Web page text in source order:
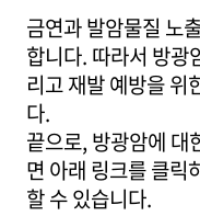
금연과 발암물질 노
합니다. 따라서 방광
리고 재발 예방을 위
다.
끝으로, 방광암에 대
면 아래 링크를 클릭
할 수 있습니다.